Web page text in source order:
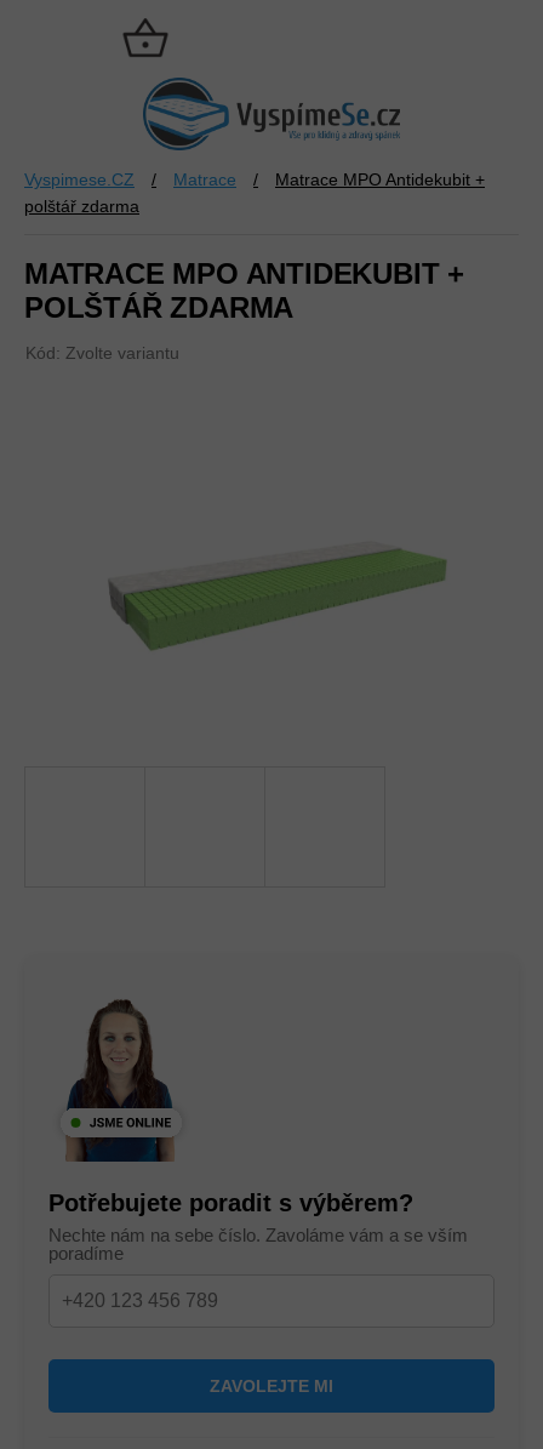
NÁKUPNÍ
KOŠÍK
Vyspimese.CZ / Matrace /
Matrace MPO Antidekubit +
polštář zdarma
MATRACE MPO ANTIDEKUBIT +
POLŠTÁŘ ZDARMA
Kód: Zvolte variantu
Potřebujete poradit s výběrem?
Nechte nám na sebe číslo. Zavoláme vám a se vším
poradíme